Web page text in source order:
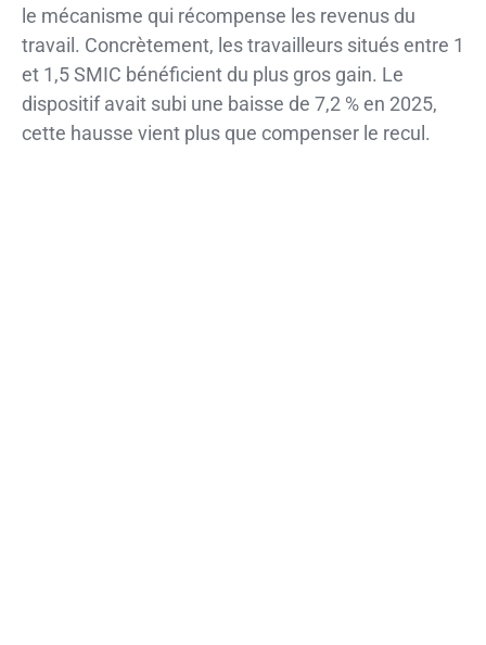
le mécanisme qui récompense les revenus du
travail. Concrètement, les travailleurs situés entre 1
et 1,5 SMIC bénéficient du plus gros gain. Le
dispositif avait subi une baisse de 7,2 % en 2025,
cette hausse vient plus que compenser le recul.